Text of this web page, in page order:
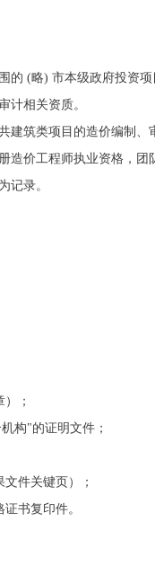
的 (略) 市本级政府投资
计相关资质。
建筑类项目的造价编制、
造价工程师执业资格，团
记录。
；
构"的证明文件；
件关键页）；
书复印件。